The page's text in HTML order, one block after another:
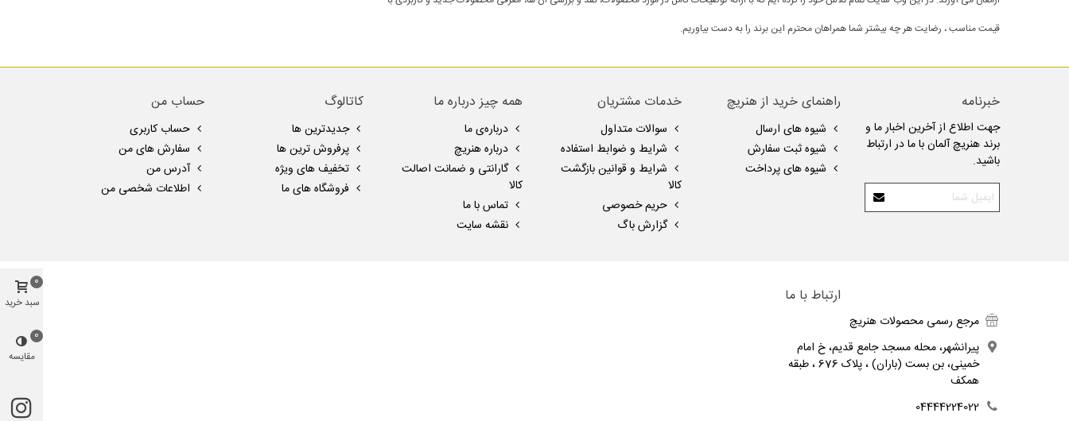
قیمت مناسب ، رضایت هر چه بیشتر شما همراهان محترم این برند را به دست بیاوریم.
خبرنامه
جهت اطلاع از آخرین اخبار ما و
برند هنریچ آلمان با ما در ارتباط
باشید.
راهنمای خرید از هنریچ
شیوه های ارسال
شیوه ثبت سفارش
شیوه های پرداخت
خدمات مشتریان
سوالات متداول
شرایط و ضوابط استفاده
شرایط و قوانین بازگشت
کالا
حریم خصوصی
گزارش باگ
همه چیز درباره ما
درباره‌ی ما
درباره هنریچ
گارانتی و ضمانت اصالت
کالا
تماس با ما
نقشه سایت
کاتالوگ
جدیدترین ها
پرفروش ترین ها
تخفیف های ویژه
فروشگاه های ما
حساب من
حساب کاربری
سفارش های من
آدرس من
اطلاعات شخصی من
ارتباط با ما
مرجع رسمی محصولات هنریچ
پیرانشهر، محله مسجد جامع قدیم، خ امام
خمینی، بن بست (باران) ، پلاک 676 ، طبقه
همکف
04444224022
سبد خرید
0
مقایسه
0